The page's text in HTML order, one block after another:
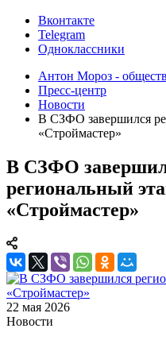
Вконтакте
Telegram
Одноклассники
Антон Мороз -
Пресс-центр
Новости
В СЗФО завершился
«Строймастер»
В СЗФО
региональный
«Строймастер»
22 мая 2026
Новости